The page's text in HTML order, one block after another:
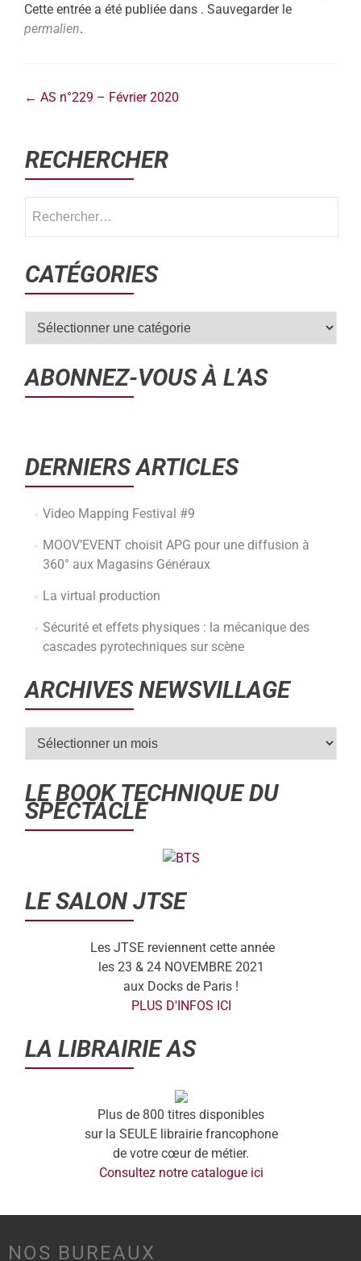
Cette entrée a été publiée dans . Sauvegarder le
permalien.
← AS n°229 – Février 2020
RECHERCHER
CATÉGORIES
ABONNEZ-VOUS À L’AS
DERNIERS ARTICLES
Video Mapping Festival #9
MOOV’EVENT choisit APG pour une diffusion à
360° aux Magasins Généraux
La virtual production
Sécurité et effets physiques : la mécanique des
cascades pyrotechniques sur scène
ARCHIVES NEWSVILLAGE
LE BOOK TECHNIQUE DU
SPECTACLE
LE SALON JTSE
Les JTSE reviennent cette année
les 23 & 24 NOVEMBRE 2021
aux Docks de Paris !
PLUS D'INFOS ICI
LA LIBRAIRIE AS
Plus de 800 titres disponibles
sur la SEULE librairie francophone
de votre cœur de métier.
Consultez notre catalogue ici
NOS BUREAUX